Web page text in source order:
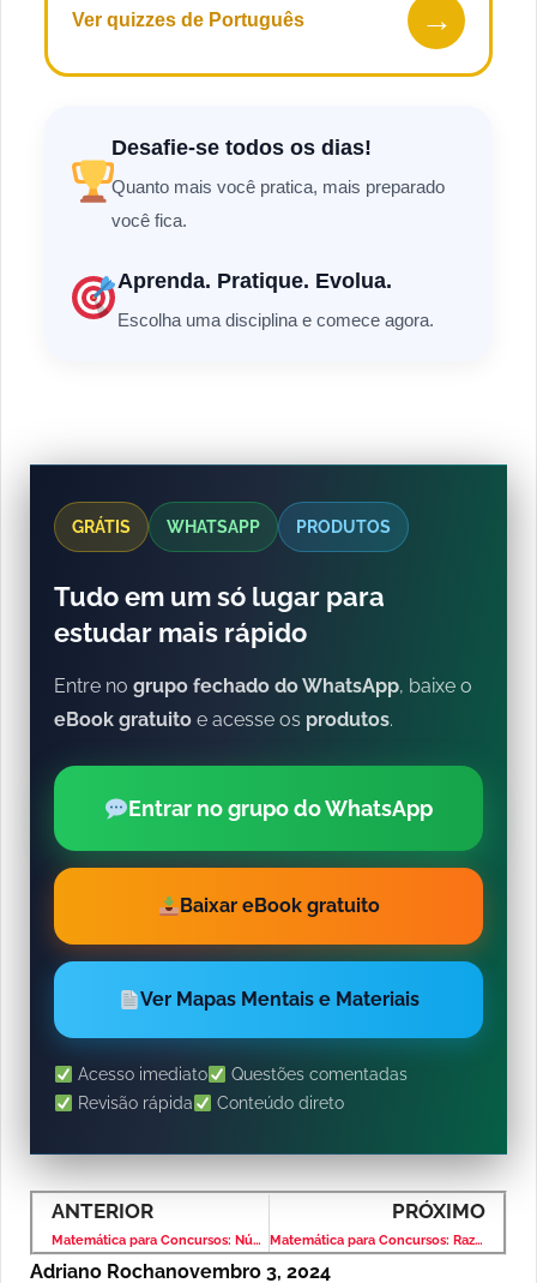
Ver quizzes de Português →
Desafie-se todos os dias!
Quanto mais você pratica, mais preparado
você fica.
Aprenda. Pratique. Evolua.
Escolha uma disciplina e comece agora.
GRÁTIS WHATSAPP PRODUTOS
Tudo em um só lugar para
estudar mais rápido
Entre no grupo fechado do WhatsApp, baixe o
eBook gratuito e acesse os produtos.
Entrar no grupo do WhatsApp
Baixar eBook gratuito
Ver Mapas Mentais e Materiais
Acesso imediato
Questões comentadas
Revisão rápida
Conteúdo direto
ANTERIOR
Matemática para Concursos: Números Decimais – Banca IBFC – Nível Fundamental
PRÓXIMO
Matemática para Concursos: Razão e Proporção – Banca IBFC – Nível Fundamental
Adriano Rochanovembro 3, 2024